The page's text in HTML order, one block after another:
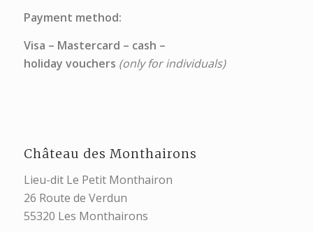
Payment method:
Visa – Mastercard – cash –
holiday vouchers (only for individuals)
Château des Monthairons
Lieu-dit Le Petit Monthairon
26 Route de Verdun
55320 Les Monthairons